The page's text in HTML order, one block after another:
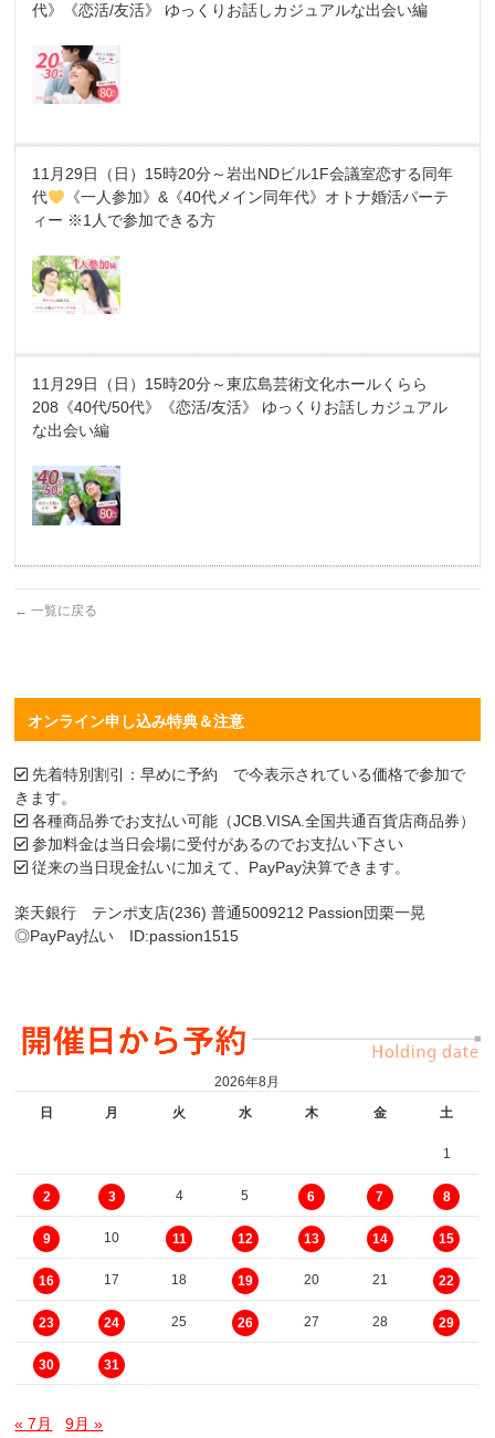
代》《恋活/友活》 ゆっくりお話しカジュアルな出会い編
11月29日（日）15時20分～岩出NDビル1F会議室恋する同年
代
《一人参加》&《40代メイン同年代》オトナ婚活パーテ
ィー ※1人で参加できる方
11月29日（日）15時20分～東広島芸術文化ホールくらら
208《40代/50代》《恋活/友活》 ゆっくりお話しカジュアル
な出会い編
← 一覧に戻る
オンライン申し込み特典＆注意
先着特別割引：早めに予約 で今表示されている価格で参加で
きます。
各種商品券でお支払い可能（JCB.VISA.全国共通百貨店商品券）
参加料金は当日会場に受付があるのでお支払い下さい
従来の当日現金払いに加えて、PayPay決算できます。
楽天銀行 テンポ支店(236) 普通5009212 Passion団栗一晃
◎PayPay払い ID:passion1515
2026年8月
日
月 火 水 木 金 土
1
2 3 4 5 6 7 8
9 10 11 12 13 14 15
16 17 18 19 20 21 22
23 24 25 26 27 28 29
30 31
« 7月 9月 »